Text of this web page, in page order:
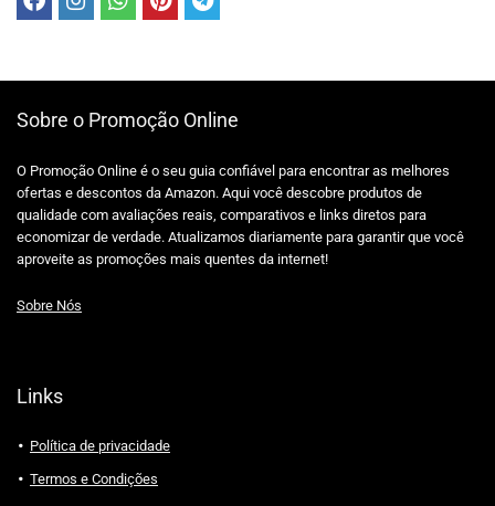
Sobre o Promoção Online
O Promoção Online é o seu guia confiável para encontrar as melhores
ofertas e descontos da Amazon. Aqui você descobre produtos de
qualidade com avaliações reais, comparativos e links diretos para
economizar de verdade. Atualizamos diariamente para garantir que você
aproveite as promoções mais quentes da internet!
Sobre Nós
Links
Política de privacidade
Termos e Condições